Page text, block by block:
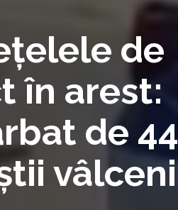
de
în arest:
de 44
vâlceni